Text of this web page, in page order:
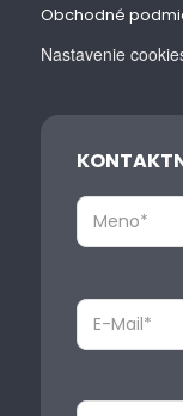
Obchodné
Nastavenie